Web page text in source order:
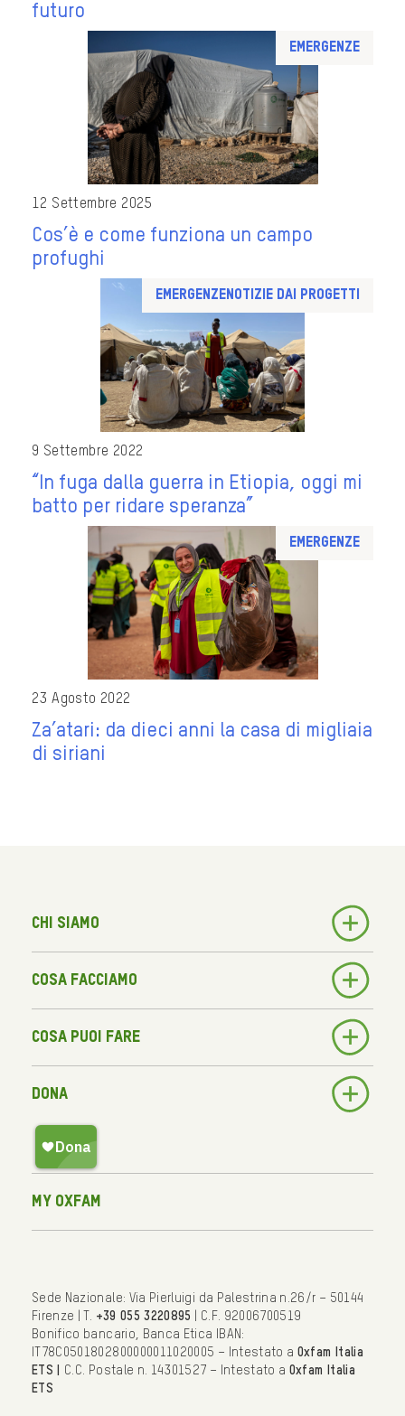
futuro
Emergenze
12 Settembre 2025
Cos’è e come funziona un campo
profughi
EmergenzeNotizie dai progetti
9 Settembre 2022
“In fuga dalla guerra in Etiopia, oggi mi
batto per ridare speranza”
Emergenze
23 Agosto 2022
Za’atari: da dieci anni la casa di migliaia
di siriani
Chi siamo
Cosa facciamo
Cosa puoi fare
Dona
My Oxfam
Sede Nazionale: Via Pierluigi da Palestrina n.26/r – 50144
Firenze | T. +39 055 3220895
| C.F. 92006700519
Bonifico bancario, Banca Etica IBAN:
IT78C0501802800000011020005 – Intestato a Oxfam Italia
ETS | C.C. Postale n. 14301527 – Intestato a Oxfam Italia
ETS